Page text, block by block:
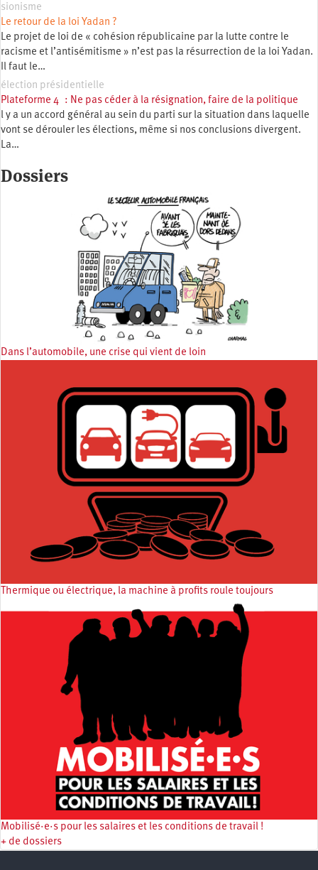
sionisme
Le retour de la loi Yadan ?
Le projet de loi de « cohésion républicaine par la lutte contre le
racisme et l’antisémitisme » n’est pas la résurrection de la loi Yadan.
Il faut le…
élection présidentielle
Plateforme 4 : Ne pas céder à la résignation, faire de la politique
l y a un accord général au sein du parti sur la situation dans laquelle
vont se dérouler les élections, même si nos conclusions divergent.
La…
Dossiers
Dans l’automobile, une crise qui vient de loin
Thermique ou électrique, la machine à profits roule toujours
Mobilisé·e·s pour les salaires et les conditions de travail !
+ de dossiers